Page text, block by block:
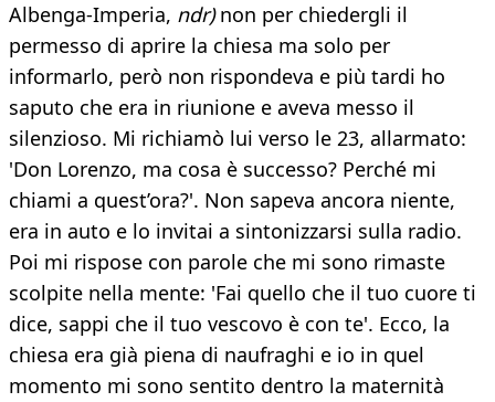
Albenga-Imperia, ndr)non per chiedergli il
permesso di aprire la chiesa ma solo per
informarlo, però non rispondeva e più tardi ho
saputo che era in riunione e aveva messo il
silenzioso. Mi richiamò lui verso le 23, allarmato:
'Don Lorenzo, ma cosa è successo? Perché mi
chiami a quest’ora?'. Non sapeva ancora niente,
era in auto e lo invitai a sintonizzarsi sulla radio.
Poi mi rispose con parole che mi sono rimaste
scolpite nella mente: 'Fai quello che il tuo cuore ti
dice, sappi che il tuo vescovo è con te'. Ecco, la
chiesa era già piena di naufraghi e io in quel
momento mi sono sentito dentro la maternità